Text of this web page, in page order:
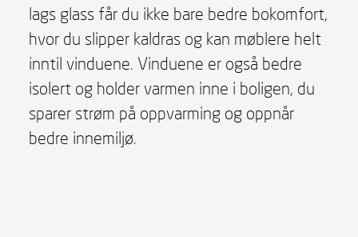
lags glass får du ikke bare bedre bokomfort,
hvor du slipper kaldras og kan møblere helt
inntil vinduene. Vinduene er også bedre
isolert og holder varmen inne i boligen, du
sparer strøm på oppvarming og oppnår
bedre innemiljø.